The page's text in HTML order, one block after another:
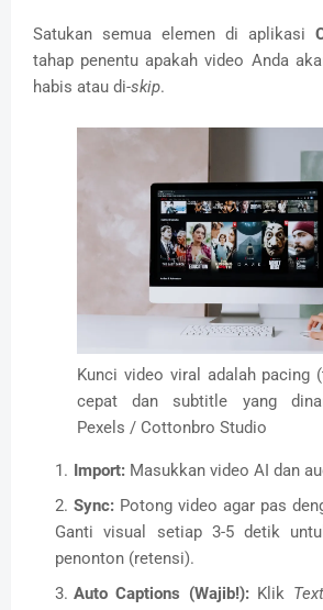
Satukan semua elemen di aplikasi
tahap penentu apakah video Anda
habis atau di-skip.
Kunci video viral adalah pacing
cepat dan subtitle yang
Pexels / Cottonbro Studio
Import: Masukkan video AI dan
Sync: Potong video agar pas
Ganti visual setiap 3-5 detik
penonton (retensi).
Auto Captions (Wajib!):Klik Text